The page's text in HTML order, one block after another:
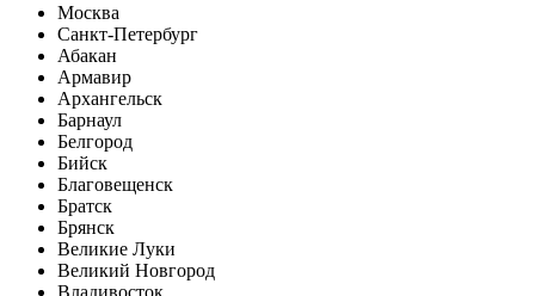
Москва
Санкт-Петербург
Абакан
Армавир
Архангельск
Барнаул
Белгород
Бийск
Благовещенск
Братск
Брянск
Великие Луки
Великий Новгород
Владивосток